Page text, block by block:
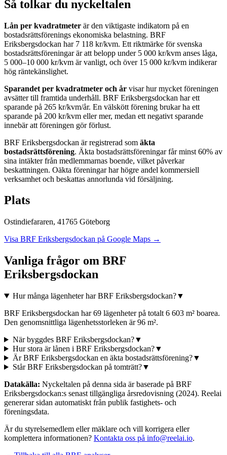
Så tolkar du nyckeltalen
Lån per kvadratmeter är den viktigaste indikatorn på en
bostadsrättsförenings ekonomiska belastning. BRF
Eriksbergsdockan har 7 118 kr/kvm. Ett riktmärke för svenska
bostadsrättsföreningar är att belopp under 5 000 kr/kvm anses låga,
5 000–10 000 kr/kvm är vanligt, och över 15 000 kr/kvm indikerar
hög räntekänslighet.
Sparandet per kvadratmeter och år visar hur mycket föreningen
avsätter till framtida underhåll. BRF Eriksbergsdockan har ett
sparande på 265 kr/kvm/år. En välskött förening brukar ha ett
sparande på 200 kr/kvm eller mer, medan ett negativt sparande
innebär att föreningen gör förlust.
BRF Eriksbergsdockan är registrerad som äkta
bostadsrättsförening. Äkta bostadsrättsföreningar får minst 60% av
sina intäkter från medlemmarnas boende, vilket påverkar
beskattningen. Oäkta föreningar har högre andel kommersiell
verksamhet och beskattas annorlunda vid försäljning.
Plats
Ostindiefararen, 41765 Göteborg
Visa BRF Eriksbergsdockan på Google Maps →
Vanliga frågor om BRF
Eriksbergsdockan
Hur många lägenheter har BRF Eriksbergsdockan?▼
BRF Eriksbergsdockan har 69 lägenheter på totalt 6 603 m² boarea.
Den genomsnittliga lägenhetsstorleken är 96 m².
När byggdes BRF Eriksbergsdockan?▼
Hur stora är lånen i BRF Eriksbergsdockan?▼
Är BRF Eriksbergsdockan en äkta bostadsrättsförening?▼
Står BRF Eriksbergsdockan på tomträtt?▼
Datakälla: Nyckeltalen på denna sida är baserade på BRF
Eriksbergsdockan:s senast tillgängliga årsredovisning (2024). Reelai
genererar sidan automatiskt från publik fastighets- och
föreningsdata.
Är du styrelsemedlem eller mäklare och vill korrigera eller
komplettera informationen? Kontakta oss på info@reelai.io.